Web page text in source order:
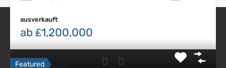
ausverkauft
ab ₤1,200,000
Featured
Nordzypern Immobilien